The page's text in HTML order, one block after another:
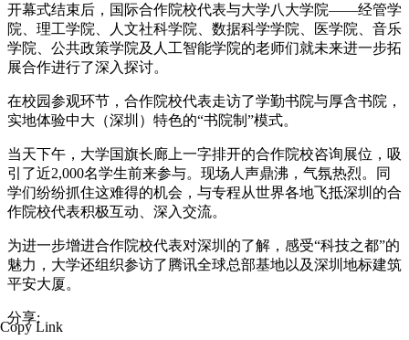
开幕式结束后，国际合作院校代表与大学八大学院——经管学
院、理工学院、人文社科学院、数据科学学院、医学院、音乐
学院、公共政策学院及人工智能学院的老师们就未来进一步拓
展合作进行了深入探讨。
在校园参观环节，合作院校代表走访了学勤书院与厚含书院，
实地体验中大（深圳）特色的“书院制”模式。
当天下午，大学国旗长廊上一字排开的合作院校咨询展位，吸
引了近2,000名学生前来参与。现场人声鼎沸，气氛热烈。同
学们纷纷抓住这难得的机会，与专程从世界各地飞抵深圳的合
作院校代表积极互动、深入交流。
为进一步增进合作院校代表对深圳的了解，感受“科技之都”的
魅力，大学还组织参访了腾讯全球总部基地以及深圳地标建筑
平安大厦。
分享:
Copy Link